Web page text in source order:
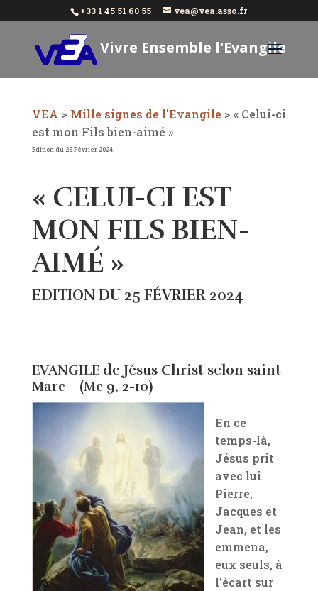
+33 1 45 51 60 55 vea@vea.asso.fr
Vivre Ensemble l'Evangile
VEA > Mille signes de l'Evangile > « Celui-ci
est mon Fils bien-aimé »
Edition du 25 Février 2024
« CELUI-CI EST
MON FILS BIEN-
AIMÉ »
EDITION DU 25 FÉVRIER 2024
EVANGILE de Jésus Christ selon saint
Marc (Mc 9, 2-10)
En ce
temps-là,
Jésus prit
avec lui
Pierre,
Jacques et
Jean, et les
emmena,
eux seuls, à
l’écart sur